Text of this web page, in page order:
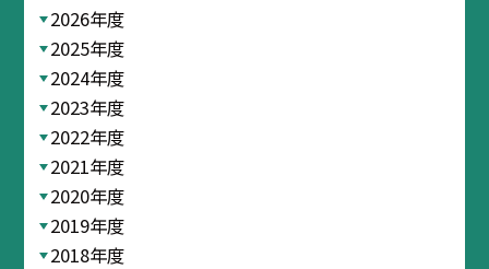
2026年度
2025年度
2024年度
2023年度
2022年度
2021年度
2020年度
2019年度
2018年度